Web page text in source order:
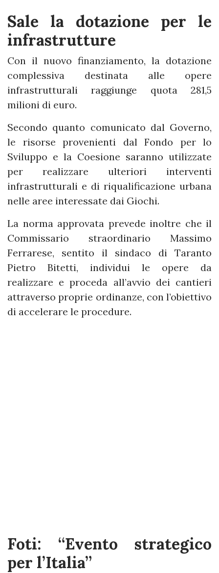
Sale la dotazione per le
infrastrutture
Con il nuovo finanziamento, la dotazione
complessiva destinata alle opere
infrastrutturali raggiunge quota 281,5
milioni di euro.
Secondo quanto comunicato dal Governo,
le risorse provenienti dal Fondo per lo
Sviluppo e la Coesione saranno utilizzate
per realizzare ulteriori interventi
infrastrutturali e di riqualificazione urbana
nelle aree interessate dai Giochi.
La norma approvata prevede inoltre che il
Commissario straordinario Massimo
Ferrarese, sentito il sindaco di Taranto
Pietro Bitetti, individui le opere da
realizzare e proceda all’avvio dei cantieri
attraverso proprie ordinanze, con l’obiettivo
di accelerare le procedure.
Foti: “Evento strategico
per l’Italia”